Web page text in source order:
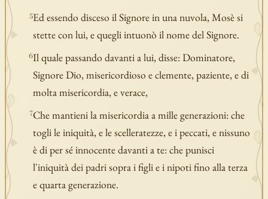
5Ed essendo disceso il Signore in una nuvola, Mosè si
stette con lui, e quegli intuonò il nome del Signore.
6Il quale passando davanti a lui, disse: Dominatore,
Signore Dio, misericordioso e clemente, paziente, e di
molta misericordia, e verace,
7Che mantieni la misericordia a mille generazioni: che
togli le iniquità, e le scelleratezze, e i peccati, e nissuno
è di per sé innocente davanti a te: che punisci
l'iniquità dei padri sopra i figli e i nipoti fino alla terza
e quarta generazione.